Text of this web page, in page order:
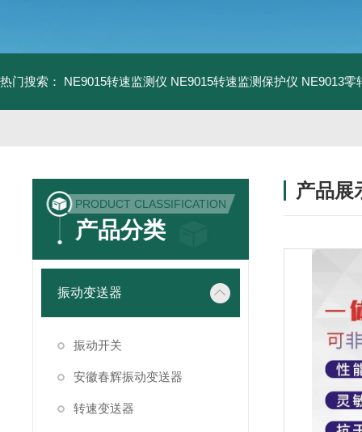
热门搜索： NE9015转速监测仪 NE9015转速监测保护仪 NE9013零
PRODUCT CLASSIFICATION
产品分类
振动变送器
振动开关
安徽春辉振动变送器
转速变送器
产品展